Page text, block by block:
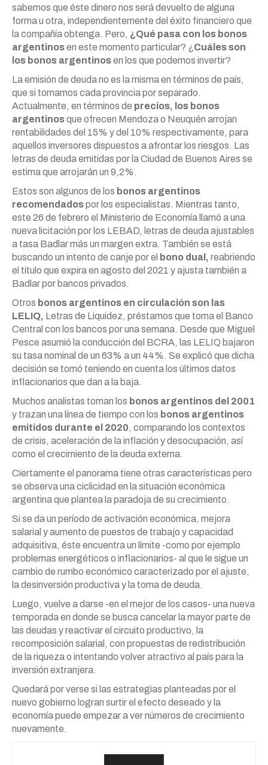
sabemos que éste dinero nos será devuelto de alguna
forma u otra, independientemente del éxito financiero que
la compañía obtenga. Pero, ¿Qué pasa con los bonos
argentinosen este momento particular? ¿ Cuáles son
los bonos argentinosen los que podemos invertir?
La emisión de deuda no es la misma en términos de país,
que si tomamos cada provincia por separado.
Actualmente, en términos de precios, los bonos
argentinosque ofrecen Mendoza o Neuquén arrojan
rentabilidades del 15% y del 10% respectivamente, para
aquellos inversores dispuestos a afrontar los riesgos. Las
letras de deuda emitidas por la Ciudad de Buenos Aires se
estima que arrojarán un 9,2%.
Estos son algunos de los bonos argentinos
recomendadospor los especialistas. Mientras tanto,
este 26 de febrero el Ministerio de Economía llamó a una
nueva licitación por los LEBAD, letras de deuda ajustables
a tasa Badlar más un margen extra. También se está
buscando un intento de canje por el bono dual, reabriendo
el título que expira en agosto del 2021 y ajusta también a
Badlar por bancos privados.
Otros bonos argentinos en circulación son las
LELIQ, Letras de Liquidez, préstamos que toma el Banco
Central con los bancos por una semana. Desde que Miguel
Pesce asumió la conducción del BCRA, las LELIQ bajaron
su tasa nominal de un 63% a un 44%. Se explicó que dicha
decisión se tomó teniendo en cuenta los últimos datos
inflacionarios que dan a la baja.
Muchos analistas toman los bonos argentinos del 2001
y trazan una línea de tiempo con los bonos argentinos
emitidos durante el 2020, comparando los contextos
de crisis, aceleración de la inflación y desocupación, así
como el crecimiento de la deuda externa.
Ciertamente el panorama tiene otras características pero
se observa una ciclicidad en la situación económica
argentina que plantea la paradoja de su crecimiento.
Si se da un período de activación económica, mejora
salarial y aumento de puestos de trabajo y capacidad
adquisitiva, éste encuentra un límite -como por ejemplo
problemas energéticos o inflacionarios- al que le sigue un
cambio de rumbo económico caracterizado por el ajuste,
la desinversión productiva y la toma de deuda.
Luego, vuelve a darse -en el mejor de los casos- una nueva
temporada en donde se busca cancelar la mayor parte de
las deudas y reactivar el circuito productivo, la
recomposición salarial, con propuestas de redistribución
de la riqueza o intentando volver atractivo al país para la
inversión extranjera.
Quedará por verse si las estrategias planteadas por el
nuevo gobierno logran surtir el efecto deseado y la
economía puede empezar a ver números de crecimiento
nuevamente.